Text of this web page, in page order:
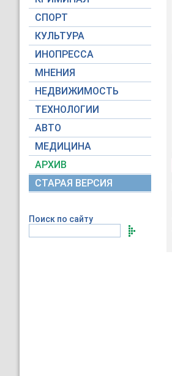
СПОРТ
КУЛЬТУРА
ИНОПРЕССА
МНЕНИЯ
НЕДВИЖИМОСТЬ
ТЕХНОЛОГИИ
АВТО
МЕДИЦИНА
АРХИВ
СТАРАЯ ВЕРСИЯ
Поиск по сайту